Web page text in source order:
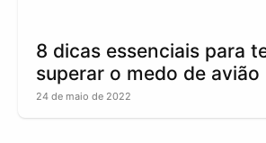
8 dicas essenciais para
superar o medo de avião
24 de maio de 2022